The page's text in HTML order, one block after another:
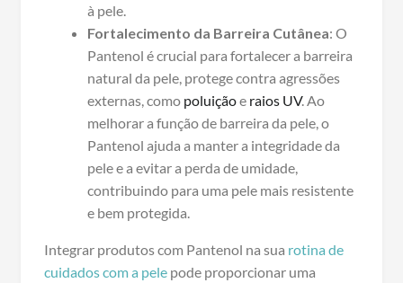
à pele.
Fortalecimento da Barreira Cutânea: O
Pantenol é crucial para fortalecer a barreira
natural da pele, protege contra agressões
externas, como poluiçãoe raios UV. Ao
melhorar a função de barreira da pele, o
Pantenol ajuda a manter a integridade da
pele e a evitar a perda de umidade,
contribuindo para uma pele mais resistente
e bem protegida.
Integrar produtos com Pantenol na sua rotina de
cuidados com a pelepode proporcionar uma